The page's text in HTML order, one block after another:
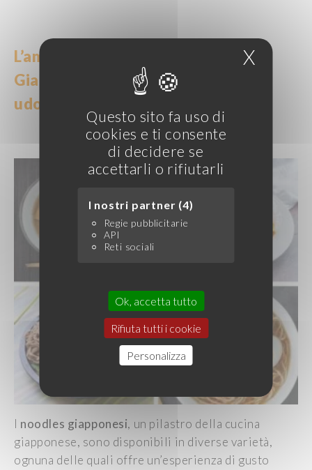
Questo sito fa uso di
cookies e ti consente
di decidere se
accettarli o rifiutarli
I nostri partner (4)
Regie pubblicitarie
API
Reti sociali
Ok, accetta tutto
Rifiuta tutti i cookie
Personalizza
X
L’ampia varietà di noodles del
Giappone, tra cui ramen, yakisoba,
udon e soba
I noodles giapponesi, un pilastro della cucina
giapponese, sono disponibili in diverse varietà,
ognuna delle quali offre un’esperienza di gusto